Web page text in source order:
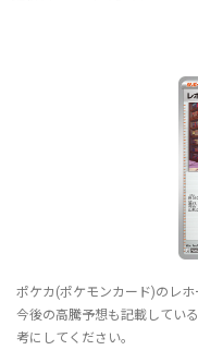
ポケカ(ポケモンカード)のレホ
今後の高騰予想も記載してい
考にしてください。